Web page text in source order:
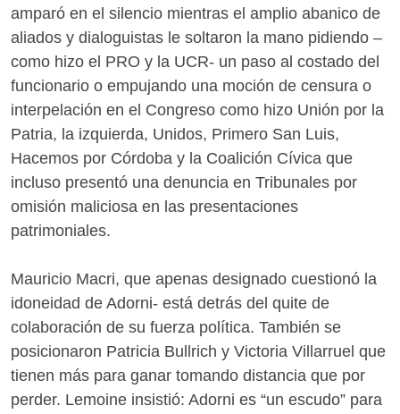
amparó en el silencio mientras el amplio abanico de
aliados y dialoguistas le soltaron la mano pidiendo –
como hizo el PRO y la UCR- un paso al costado del
funcionario o empujando una moción de censura o
interpelación en el Congreso como hizo Unión por la
Patria, la izquierda, Unidos, Primero San Luis,
Hacemos por Córdoba y la Coalición Cívica que
incluso presentó una denuncia en Tribunales por
omisión maliciosa en las presentaciones
patrimoniales.
Mauricio Macri, que apenas designado cuestionó la
idoneidad de Adorni- está detrás del quite de
colaboración de su fuerza política. También se
posicionaron Patricia Bullrich y Victoria Villarruel que
tienen más para ganar tomando distancia que por
perder. Lemoine insistió: Adorni es “un escudo” para